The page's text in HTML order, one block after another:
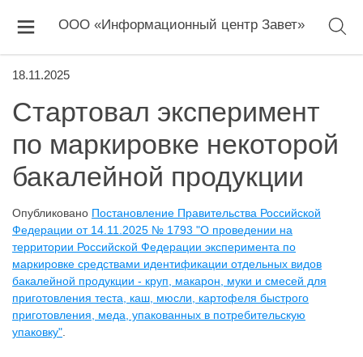
ООО «Информационный центр Завет»
18.11.2025
Стартовал эксперимент
по маркировке некоторой
бакалейной продукции
Опубликовано Постановление Правительства Российской
Федерации от 14.11.2025 № 1793 "О проведении на
территории Российской Федерации эксперимента по
маркировке средствами идентификации отдельных видов
бакалейной продукции - круп, макарон, муки и смесей для
приготовления теста, каш, мюсли, картофеля быстрого
приготовления, меда, упакованных в потребительскую
упаковку"